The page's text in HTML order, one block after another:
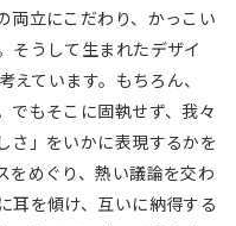
両立にこだわり、かっこい
そうして生まれたデザイ
ています。もちろん、
でもそこに固執せず、我々
さ」をいかに表現するかを
をめぐり、熱い議論を交わ
耳を傾け、互いに納得する